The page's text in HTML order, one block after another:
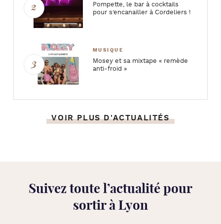
Pompette, le bar à cocktails
pour s’encanailler à Cordeliers !
MUSIQUE
Mosey et sa mixtape « remède
anti-froid »
VOIR PLUS D'ACTUALITÉS
Suivez toute l’actualité pour
sortir à Lyon